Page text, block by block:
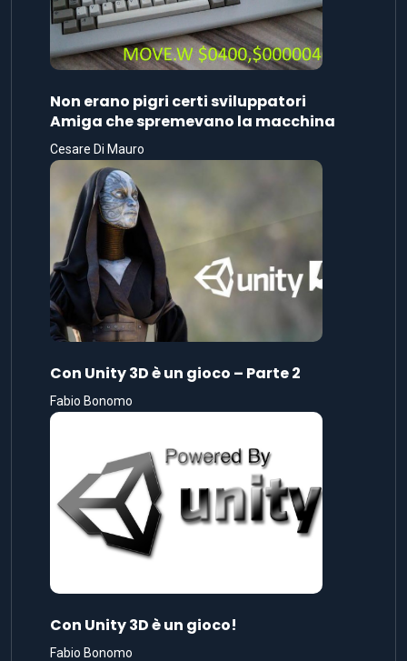
Non erano pigri certi sviluppatori
Amiga che spremevano la macchina
Cesare Di Mauro
Con Unity 3D è un gioco – Parte 2
Fabio Bonomo
Con Unity 3D è un gioco!
Fabio Bonomo